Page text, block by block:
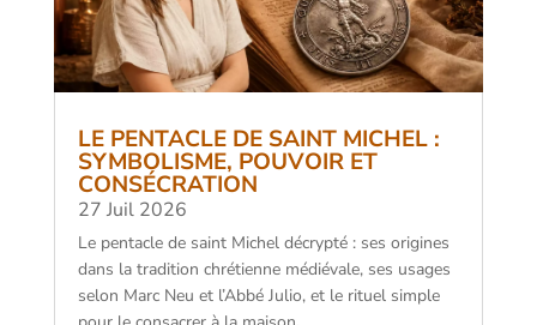
LE PENTACLE DE SAINT MICHEL :
SYMBOLISME, POUVOIR ET
CONSÉCRATION
27 Juil 2026
Le pentacle de saint Michel décrypté : ses origines
dans la tradition chrétienne médiévale, ses usages
selon Marc Neu et l’Abbé Julio, et le rituel simple